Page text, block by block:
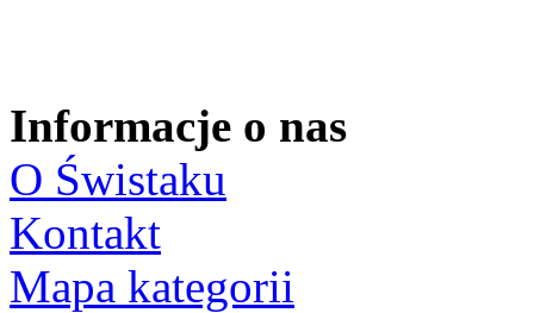
Informacje o nas
O Świstaku
Kontakt
Mapa kategorii